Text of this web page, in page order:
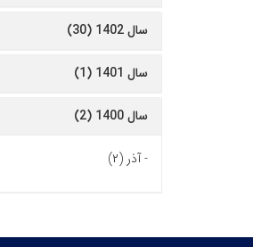
سال 1402 (30)
سال 1401 (1)
سال 1400 (2)
-آذر (۲)